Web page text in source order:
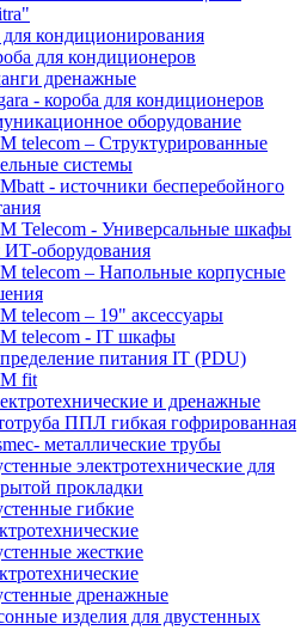
кондиционирования
для кондиционеров
дренажные
- короба для кондиционеров
оборудование
telecom – Структурированные
системы
- источники бесперебойного
Telecom - Универсальные шкафы
ИТ-оборудования
telecom – Напольные корпусные
telecom – 19" аксессуары
telecom - IT шкафы
питания IT (PDU)
fit
и дренажные
ППЛ гибкая гофрированная
металлические трубы
электротехнические для
прокладки
гибкие
жесткие
дренажные
изделия для двустенных